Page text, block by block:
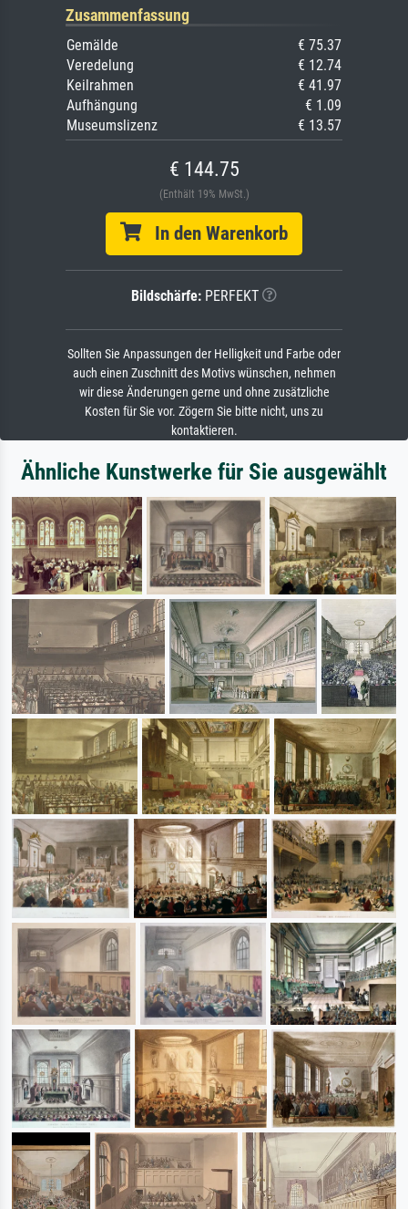
Zusammenfassung
Gemälde
€ 75.37
Veredelung
€ 12.74
Keilrahmen
€ 41.97
Aufhängung
€ 1.09
Museumslizenz
€ 13.57
€ 144.75
(Enthält 19% MwSt.)
In den Warenkorb
Bildschärfe: PERFEKT
Sollten Sie Anpassungen der Helligkeit und Farbe oder
auch einen Zuschnitt des Motivs wünschen, nehmen
wir diese Änderungen gerne und ohne zusätzliche
Kosten für Sie vor. Zögern Sie bitte nicht, uns zu
kontaktieren.
Ähnliche Kunstwerke für Sie ausgewählt